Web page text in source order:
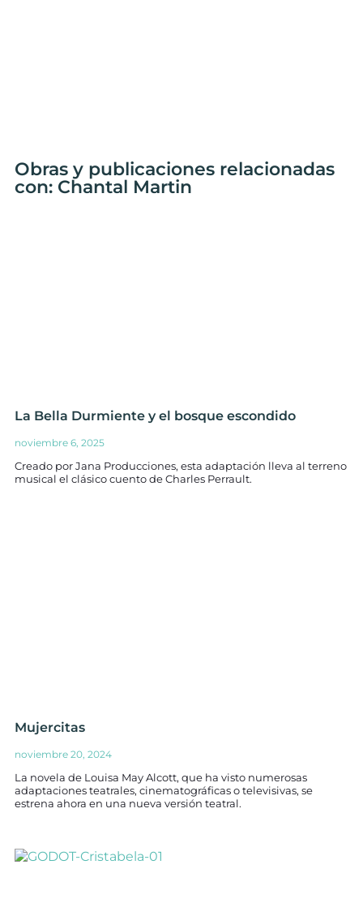
Obras y publicaciones relacionadas
con: Chantal Martin
La Bella Durmiente y el bosque escondido
noviembre 6, 2025
Creado por Jana Producciones, esta adaptación lleva al terreno
musical el clásico cuento de Charles Perrault.
Mujercitas
noviembre 20, 2024
La novela de Louisa May Alcott, que ha visto numerosas
adaptaciones teatrales, cinematográficas o televisivas, se
estrena ahora en una nueva versión teatral.